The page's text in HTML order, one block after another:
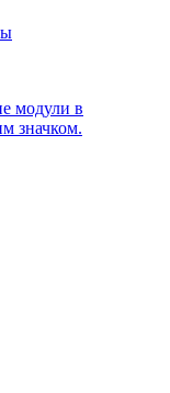
модули в
значком.